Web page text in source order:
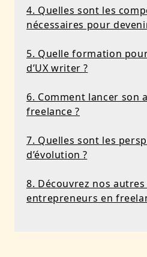
4. Quelles sont les
nécessaires pour
5. Quelle formation
d’UX writer ?
6. Comment lancer son
freelance ?
7. Quelles sont les
d’évolution ?
8. Découvrez nos
entrepreneurs en